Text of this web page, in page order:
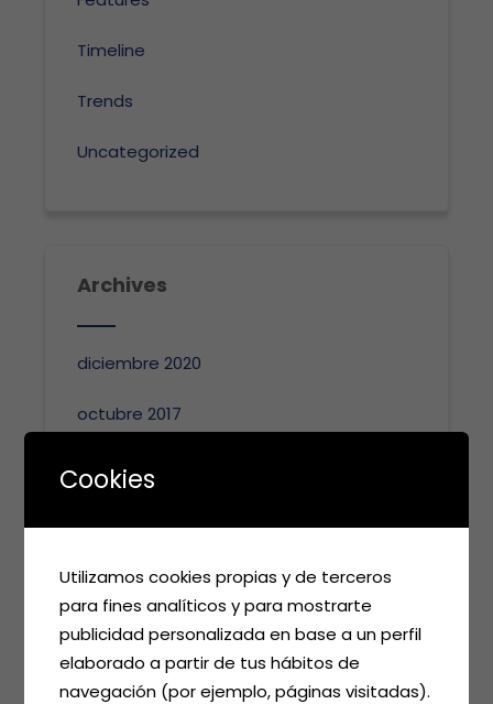
Timeline
Trends
Uncategorized
Archives
diciembre 2020
octubre 2017
noviembre 2016
febrero 2016
enero 2016
Cookies
Utilizamos cookies propias y de terceros
para fines analíticos y para mostrarte
publicidad personalizada en base a un perfil
elaborado a partir de tus hábitos de
navegación (por ejemplo, páginas visitadas).